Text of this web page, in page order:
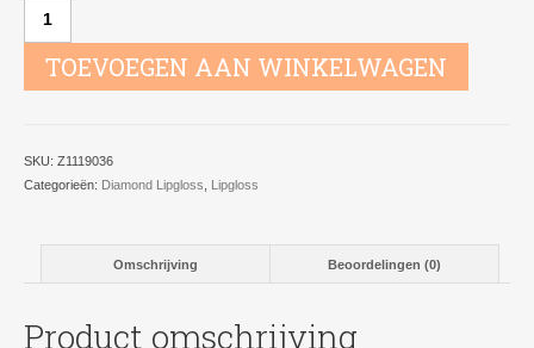
Diamond
TOEVOEGEN AAN WINKELWAGEN
SKU: Z1119036
Categorieën: Diamond Lipgloss Lipgloss
Omschrijving Beoordelingen (0)
Product omschrijving